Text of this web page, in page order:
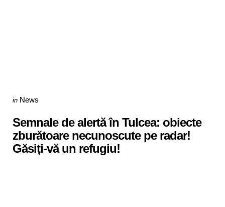
Categories
Posted
in News
Semnale de alertă în Tulcea: obiecte
zburătoare necunoscute pe radar!
Găsiți-vă un refugiu!